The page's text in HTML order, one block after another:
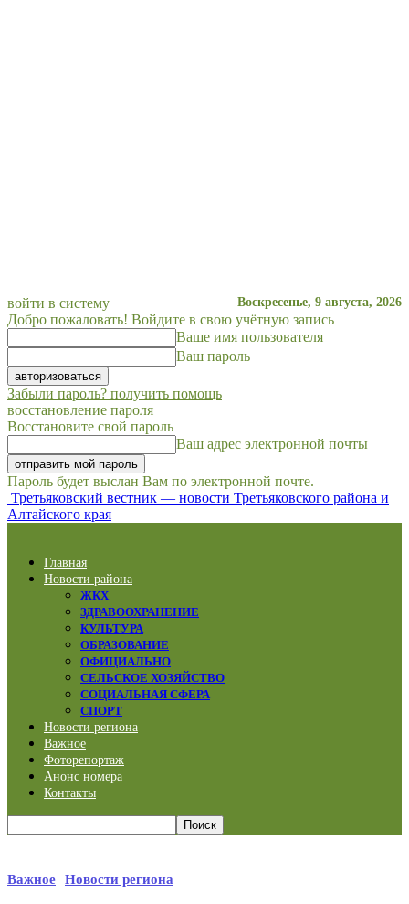
Воскресенье, 9 августа, 2026
войти в систему
Добро пожаловать! Войдите в свою учётную запись
Ваше имя пользователя
Ваш пароль
Забыли пароль? получить помощь
восстановление пароля
Восстановите свой пароль
Ваш адрес электронной почты
Пароль будет выслан Вам по электронной почте.
Третьяковский вестник — новости Третьяковского района и
Алтайского края
Главная
Новости района
ЖКХ
ЗДРАВООХРАНЕНИЕ
КУЛЬТУРА
ОБРАЗОВАНИЕ
ОФИЦИАЛЬНО
СЕЛЬСКОЕ ХОЗЯЙСТВО
СОЦИАЛЬНАЯ СФЕРА
СПОРТ
Новости региона
Важное
Фоторепортаж
Анонс номера
Контакты
Важное Новости региона